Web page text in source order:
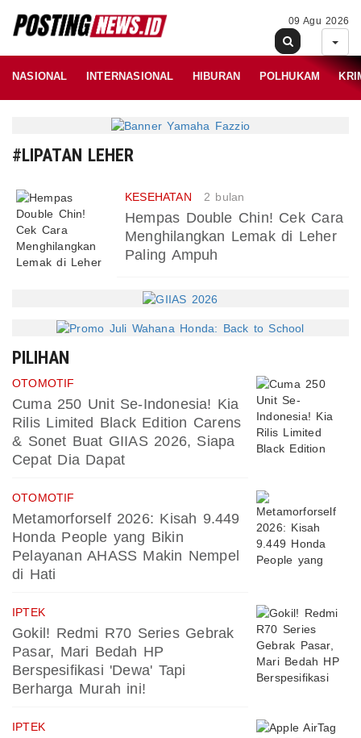
09 Agu 2026
NASIONAL INTERNASIONAL HIBURAN POLHUKAM
#LIPATAN LEHER
KESEHATAN 2 bulan
Hempas Double Chin! Cek Cara
Menghilangkan Lemak di Leher
Paling Ampuh
PILIHAN
OTOMOTIF
Cuma 250 Unit Se-Indonesia! Kia
Rilis Limited Black Edition Carens
& Sonet Buat GIIAS 2026, Siapa
Cepat Dia Dapat
OTOMOTIF
Metamorforself 2026: Kisah 9.449
Honda People yang Bikin
Pelayanan AHASS Makin Nempel
di Hati
IPTEK
Gokil! Redmi R70 Series Gebrak
Pasar, Mari Bedah HP
Berspesifikasi 'Dewa' Tapi
Berharga Murah ini!
IPTEK